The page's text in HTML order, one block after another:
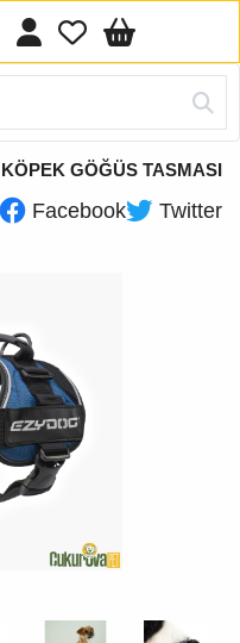
KÖPEK GÖĞÜS TASMASI
Facebook Twitter